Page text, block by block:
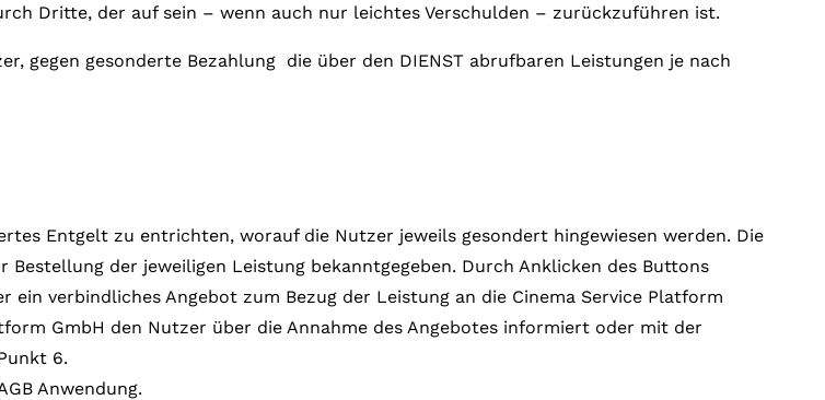
Dritte, der auf sein – wenn auch nur leichtes Verschulden – zurückzuführen ist.
gegen gesonderte Bezahlung die über den DIENST abrufbaren Leistungen je nach
Entgelt zu entrichten, worauf die Nutzer jeweils gesondert hingewiesen werden. Die
der jeweiligen Leistung bekanntgegeben. Durch Anklicken des Buttons
verbindliches Angebot zum Bezug der Leistung an die Cinema Service Platform
GmbH den Nutzer über die Annahme des Angebotes informiert oder mit der
6.
Anwendung.